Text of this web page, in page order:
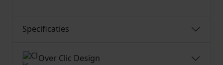
Specificaties
Over Clic Design